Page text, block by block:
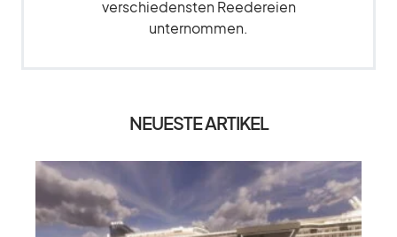
verschiedensten Reedereien
unternommen.
NEUESTE ARTIKEL